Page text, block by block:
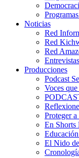
Noticias
Red
Red
Red
Entrevistas
Producciones
Podcast
Voces
Proteger
En Shorts
El Nido